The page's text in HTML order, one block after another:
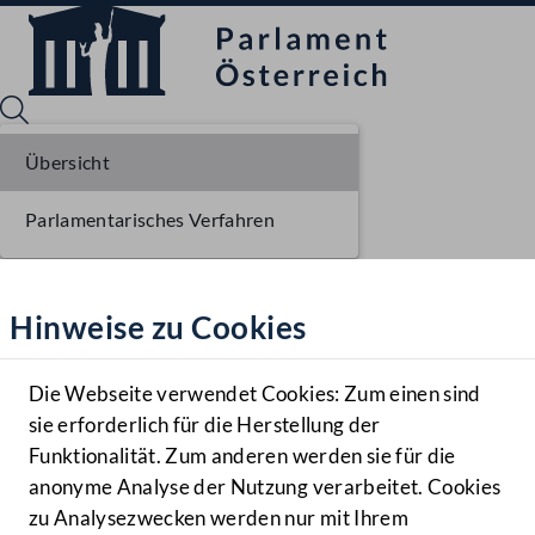
Hilfe
Benutzer
Navigationsmenü öffnen
MENÜ
Hinweise zu Cookies
Die Webseite verwendet Cookies: Zum einen sind
sie erforderlich für die Herstellung der
Funktionalität. Zum anderen werden sie für die
anonyme Analyse der Nutzung verarbeitet. Cookies
zu Analysezwecken werden nur mit Ihrem
Übersicht
Parlamentarisches Verfahren